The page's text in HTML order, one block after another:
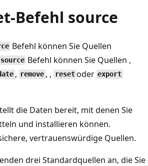
Befehl source
Befehl können Sie Quellen
source Befehl können Sie Quellen ,
, remove , , resetoder export
die Daten bereit, mit denen Sie
und installieren können.
vertrauenswürdige Quellen.
drei Standardquellen an, die Sie